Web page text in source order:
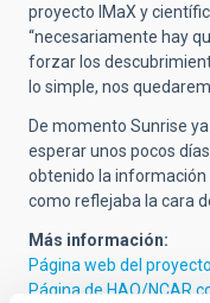
proyecto IMaX y
“necesariamente hay
forzar los
lo simple, nos
De momento Sunrise
esperar unos pocos
obtenido la información
como reflejaba la cara
Más información:
Página web del proyecto
Página de HAO/NCAR